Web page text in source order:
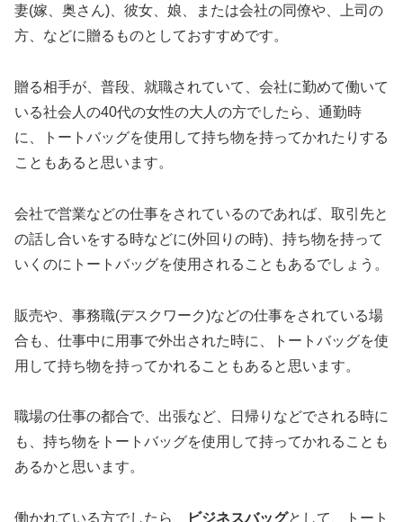
妻(嫁、奥さん)、彼女、娘、または会社の同僚や、上司の
方、などに贈るものとしておすすめです。
贈る相手が、普段、就職されていて、会社に勤めて働いて
いる社会人の40代の女性の大人の方でしたら、通勤時
に、トートバッグを使用して持ち物を持ってかれたりする
こともあると思います。
会社で営業などの仕事をされているのであれば、取引先と
の話し合いをする時などに(外回りの時)、持ち物を持って
いくのにトートバッグを使用されることもあるでしょう。
販売や、事務職(デスクワーク)などの仕事をされている場
合も、仕事中に用事で外出された時に、トートバッグを使
用して持ち物を持ってかれることもあると思います。
職場の仕事の都合で、出張など、日帰りなどでされる時に
も、持ち物をトートバッグを使用して持ってかれることも
あるかと思います。
働かれている方でしたら、 ビジネスバッグとして、トート